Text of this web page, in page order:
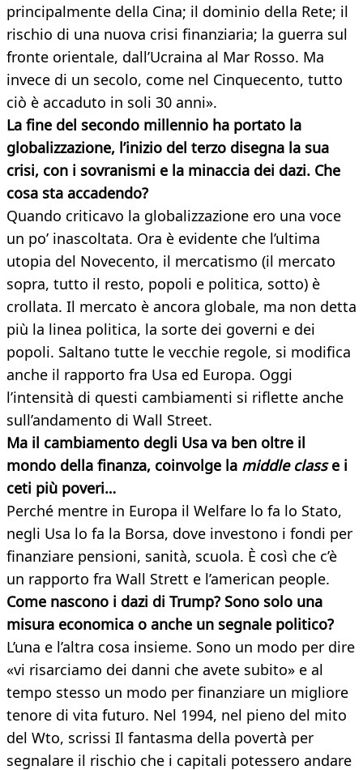
principalmente della Cina; il dominio della Rete; il
rischio di una nuova crisi finanziaria; la guerra sul
fronte orientale, dall’Ucraina al Mar Rosso. Ma
invece di un secolo, come nel Cinquecento, tutto
ciò è accaduto in soli 30 anni».
La fine del secondo millennio ha portato la
globalizzazione, l’inizio del terzo disegna la sua
crisi, con i sovranismi e la minaccia dei dazi. Che
cosa sta accadendo?
Quando criticavo la globalizzazione ero una voce
un po’ inascoltata. Ora è evidente che l’ultima
utopia del Novecento, il mercatismo (il mercato
sopra, tutto il resto, popoli e politica, sotto) è
crollata. Il mercato è ancora globale, ma non detta
più la linea politica, la sorte dei governi e dei
popoli. Saltano tutte le vecchie regole, si modifica
anche il rapporto fra Usa ed Europa. Oggi
l’intensità di questi cambiamenti si riflette anche
sull’andamento di Wall Street.
Ma il cambiamento degli Usa va ben oltre il
mondo della finanza, coinvolge la middle classe i
ceti più poveri…
Perché mentre in Europa il Welfare lo fa lo Stato,
negli Usa lo fa la Borsa, dove investono i fondi per
finanziare pensioni, sanità, scuola. È così che c’è
un rapporto fra Wall Strett e l’american people.
Come nascono i dazi di Trump? Sono solo una
misura economica o anche un segnale politico?
L’una e l’altra cosa insieme. Sono un modo per dire
«vi risarciamo dei danni che avete subito» e al
tempo stesso un modo per finanziare un migliore
tenore di vita futuro. Nel 1994, nel pieno del mito
del Wto, scrissi Il fantasma della povertà per
segnalare il rischio che i capitali potessero andare